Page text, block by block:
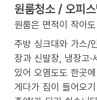
원룸청소 / 오피
원룸은 면적이 작아
주방 싱크대와 가스/
장과 신발장, 냉장고
있어 오염도도 한곳
게다가 짐이 들어오